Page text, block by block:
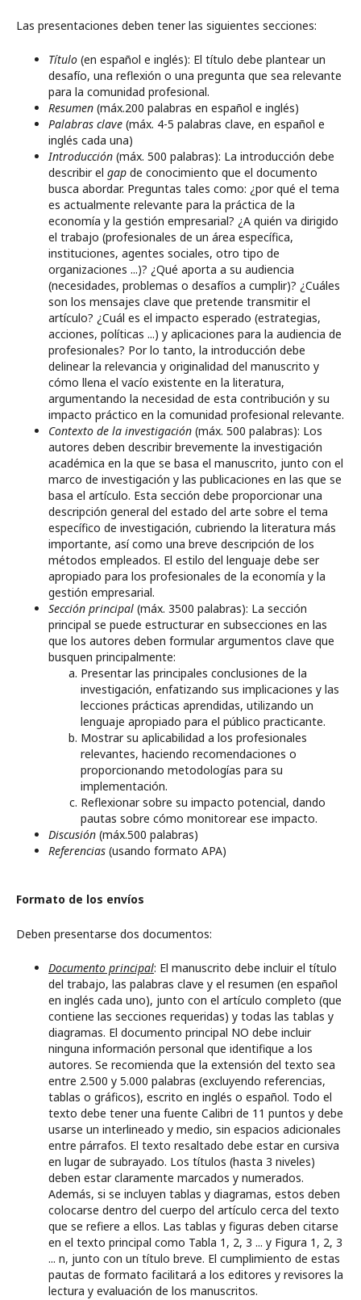
Las presentaciones deben tener las siguientes secciones:
Título (en español e inglés): El título debe plantear un
desafío, una reflexión o una pregunta que sea relevante
para la comunidad profesional.
Resumen (máx.200 palabras en español e inglés)
Palabras clave (máx. 4-5 palabras clave, en español e
inglés cada una)
Introducción (máx. 500 palabras): La introducción debe
describir el gap de conocimiento que el documento
busca abordar. Preguntas tales como: ¿por qué el tema
es actualmente relevante para la práctica de la
economía y la gestión empresarial? ¿A quién va dirigido
el trabajo (profesionales de un área específica,
instituciones, agentes sociales, otro tipo de
organizaciones ...)? ¿Qué aporta a su audiencia
(necesidades, problemas o desafíos a cumplir)? ¿Cuáles
son los mensajes clave que pretende transmitir el
artículo? ¿Cuál es el impacto esperado (estrategias,
acciones, políticas ...) y aplicaciones para la audiencia de
profesionales? Por lo tanto, la introducción debe
delinear la relevancia y originalidad del manuscrito y
cómo llena el vacío existente en la literatura,
argumentando la necesidad de esta contribución y su
impacto práctico en la comunidad profesional relevante.
Contexto de la investigación (máx. 500 palabras): Los
autores deben describir brevemente la investigación
académica en la que se basa el manuscrito, junto con el
marco de investigación y las publicaciones en las que se
basa el artículo. Esta sección debe proporcionar una
descripción general del estado del arte sobre el tema
específico de investigación, cubriendo la literatura más
importante, así como una breve descripción de los
métodos empleados. El estilo del lenguaje debe ser
apropiado para los profesionales de la economía y la
gestión empresarial.
Sección principal (máx. 3500 palabras): La sección
principal se puede estructurar en subsecciones en las
que los autores deben formular argumentos clave que
busquen principalmente:
Presentar las principales conclusiones de la
investigación, enfatizando sus implicaciones y las
lecciones prácticas aprendidas, utilizando un
lenguaje apropiado para el público practicante.
Mostrar su aplicabilidad a los profesionales
relevantes, haciendo recomendaciones o
proporcionando metodologías para su
implementación.
Reflexionar sobre su impacto potencial, dando
pautas sobre cómo monitorear ese impacto.
Discusión (máx.500 palabras)
Referencias (usando formato APA)
Formato de los envíos
Deben presentarse dos documentos:
Documento principal: El manuscrito debe incluir el título
del trabajo, las palabras clave y el resumen (en español
en inglés cada uno), junto con el artículo completo (que
contiene las secciones requeridas) y todas las tablas y
diagramas. El documento principal NO debe incluir
ninguna información personal que identifique a los
autores. Se recomienda que la extensión del texto sea
entre 2.500 y 5.000 palabras (excluyendo referencias,
tablas o gráficos), escrito en inglés o español. Todo el
texto debe tener una fuente Calibri de 11 puntos y debe
usarse un interlineado y medio, sin espacios adicionales
entre párrafos. El texto resaltado debe estar en cursiva
en lugar de subrayado. Los títulos (hasta 3 niveles)
deben estar claramente marcados y numerados.
Además, si se incluyen tablas y diagramas, estos deben
colocarse dentro del cuerpo del artículo cerca del texto
que se refiere a ellos. Las tablas y figuras deben citarse
en el texto principal como Tabla 1, 2, 3 ... y Figura 1, 2, 3
... n, junto con un título breve. El cumplimiento de estas
pautas de formato facilitará a los editores y revisores la
lectura y evaluación de los manuscritos.